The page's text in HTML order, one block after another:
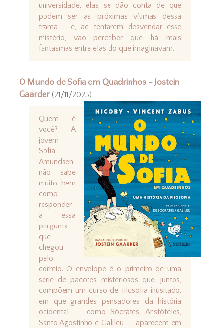
universidade, elas se dão conta de que
podem ser as próximas vítimas dessa
trama - e, ao tentarem desvendar esse
mistério, vão perceber que há mais
fantasmas entre elas do que imaginavam.
O Mundo de Sofia em Quadrinhos - Jostein
Gaarder(21/11/2023)
Quem é
você? A
jovem
Sofia
Amundsen
não sabe
muito bem
como
responder
a essa
pergunta
que
chegou
pelo
correio. O envelope é o primeiro de uma
série de pacotes misteriosos que, juntos,
compõem um curso de filosofia inusitado,
em que grandes pensadores da história
ocidental -- como Sócrates, Aristóteles,
Santo Agostinho e Galileu -- aparecem em